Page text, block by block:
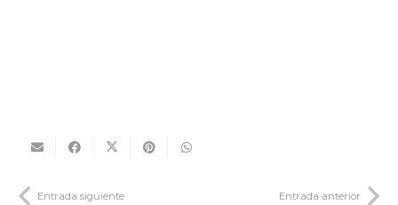
Entrada siguiente Entrada anterior